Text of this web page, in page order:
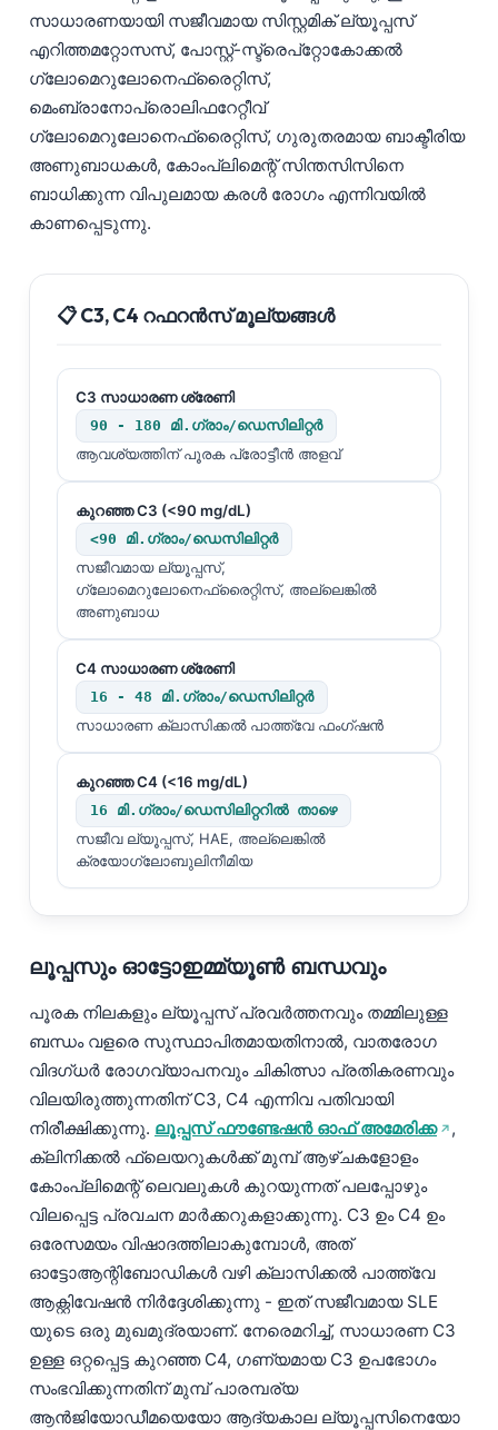
സാധാരണയായി സജീവമായ സിസ്റ്റമിക് ല്യൂപ്പസ്
എറിത്തമറ്റോസസ്, പോസ്റ്റ്-സ്ട്രെപ്റ്റോകോക്കൽ
ഗ്ലോമെറുലോനെഫ്രൈറ്റിസ്,
മെംബ്രാനോപ്രൊലിഫറേറ്റീവ്
ഗ്ലോമെറുലോനെഫ്രൈറ്റിസ്, ഗുരുതരമായ ബാക്ടീരിയ
അണുബാധകൾ, കോംപ്ലിമെന്റ് സിന്തസിസിനെ
ബാധിക്കുന്ന വിപുലമായ കരൾ രോഗം എന്നിവയിൽ
കാണപ്പെടുന്നു.
📋 C3, C4 റഫറൻസ് മൂല്യങ്ങൾ
C3 സാധാരണ ശ്രേണി
90 - 180 മി.ഗ്രാം/ഡെസിലിറ്റർ
ആവശ്യത്തിന് പൂരക പ്രോട്ടീൻ അളവ്
കുറഞ്ഞ C3 (<90 mg/dL)
<90 മി.ഗ്രാം/ഡെസിലിറ്റർ
സജീവമായ ല്യൂപ്പസ്,
ഗ്ലോമെറുലോനെഫ്രൈറ്റിസ്, അല്ലെങ്കിൽ
അണുബാധ
C4 സാധാരണ ശ്രേണി
16 - 48 മി.ഗ്രാം/ഡെസിലിറ്റർ
സാധാരണ ക്ലാസിക്കൽ പാത്ത്‌വേ ഫംഗ്ഷൻ
കുറഞ്ഞ C4 (<16 mg/dL)
16 മി.ഗ്രാം/ഡെസിലിറ്ററിൽ താഴെ
സജീവ ല്യൂപ്പസ്, HAE, അല്ലെങ്കിൽ
ക്രയോഗ്ലോബുലിനീമിയ
ലൂപ്പസും ഓട്ടോഇമ്മ്യൂൺ ബന്ധവും
പൂരക നിലകളും ല്യൂപ്പസ് പ്രവർത്തനവും തമ്മിലുള്ള
ബന്ധം വളരെ സുസ്ഥാപിതമായതിനാൽ, വാതരോഗ
വിദഗ്ധർ രോഗവ്യാപനവും ചികിത്സാ പ്രതികരണവും
വിലയിരുത്തുന്നതിന് C3, C4 എന്നിവ പതിവായി
നിരീക്ഷിക്കുന്നു. ലൂപ്പസ് ഫൗണ്ടേഷൻ ഓഫ് അമേരിക്ക
,
ക്ലിനിക്കൽ ഫ്ലെയറുകൾക്ക് മുമ്പ് ആഴ്ചകളോളം
കോംപ്ലിമെന്റ് ലെവലുകൾ കുറയുന്നത് പലപ്പോഴും
വിലപ്പെട്ട പ്രവചന മാർക്കറുകളാക്കുന്നു. C3 ഉം C4 ഉം
ഒരേസമയം വിഷാദത്തിലാകുമ്പോൾ, അത്
ഓട്ടോആന്റിബോഡികൾ വഴി ക്ലാസിക്കൽ പാത്ത്‌വേ
ആക്റ്റിവേഷൻ നിർദ്ദേശിക്കുന്നു - ഇത് സജീവമായ SLE
യുടെ ഒരു മുഖമുദ്രയാണ്. നേരെമറിച്ച്, സാധാരണ C3
ഉള്ള ഒറ്റപ്പെട്ട കുറഞ്ഞ C4, ഗണ്യമായ C3 ഉപഭോഗം
സംഭവിക്കുന്നതിന് മുമ്പ് പാരമ്പര്യ
ആൻജിയോഡീമയെയോ ആദ്യകാല ല്യൂപ്പസിനെയോ